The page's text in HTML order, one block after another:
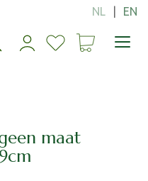
maat